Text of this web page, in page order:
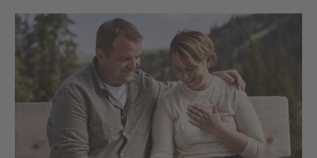
Storie dei clienti
Coffeetable Book «Art Collection»
CEWE myPhotos
Accessori
CEWE myPhotos
Poster su forex
Mosaico
Consigli decorazione murale
CEWE myPhotos
Buono regalo CEWE
CEWE myPhotos
Barattolo per croccantini con foto
Novità